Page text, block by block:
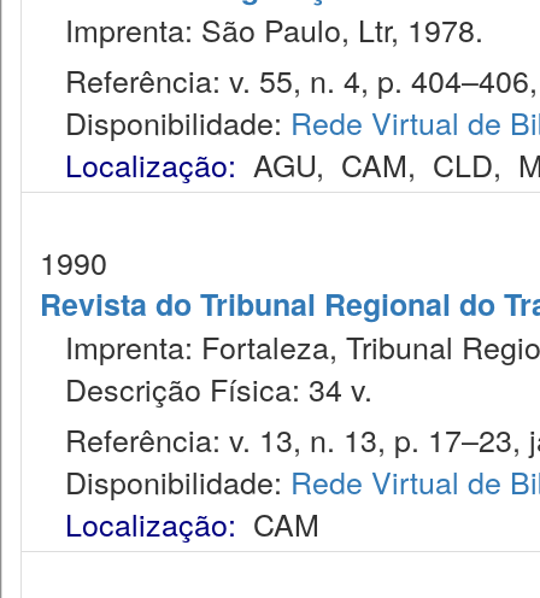
Imprenta: São Paulo, Ltr, 1978.
Referência: v. 55, n. 4, p.
Disponibilidade: Rede Virtual de
Localização: AGU, CAM, CLD,
1990
Revista do Tribunal Regional do
Imprenta: Fortaleza, Tribunal
Descrição Física: 34 v.
Referência: v. 13, n. 13, p. 17–23,
Disponibilidade: Rede Virtual de
Localização: CAM